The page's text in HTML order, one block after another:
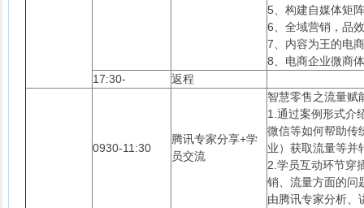
5、构建自媒体矩
6、全域营销，品
7、内容为王的电
8、电商企业微商
17:30-
返程
0930-11:30
腾讯专家分享+学
员交流
智慧零售之流量
1.通过案例形式介
微信等如何帮助传
业）获取流量等并
2.学员互动环节穿
销、流量方面的问
由腾讯专家分析、